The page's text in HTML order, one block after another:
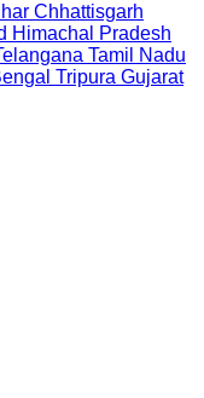
Chhattisgarh
Himachal Pradesh
Tamil Nadu
Tripura Gujarat